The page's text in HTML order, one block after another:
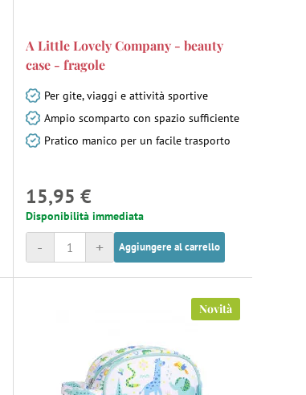
A Little Lovely Company - beauty
case - fragole
Per gite, viaggi e attività sportive
Ampio scomparto con spazio sufficiente
Pratico manico per un facile trasporto
15,95 €
Disponibilità immediata
+
- Aggiungere al carrello
Novità